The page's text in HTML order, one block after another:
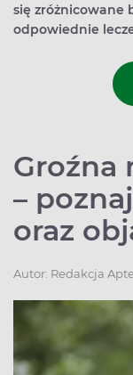
się zróżnicowane
odpowiednie
Groźna
–
oraz
Autor: Redakcja